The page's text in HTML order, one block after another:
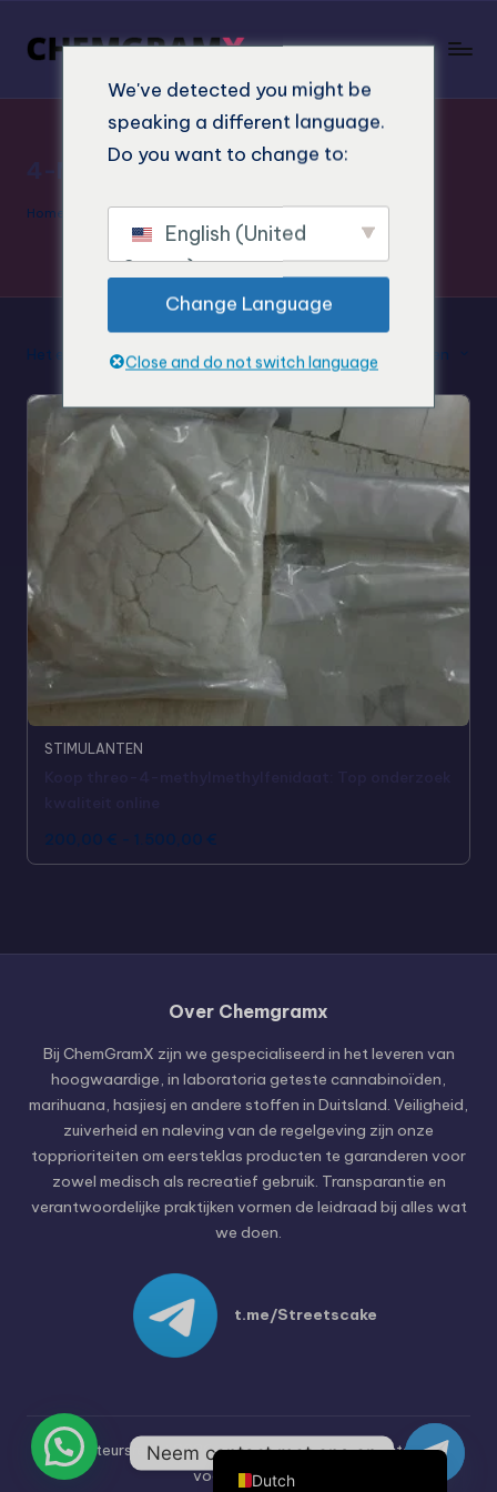
4-MeTMP Leverancier
Home 4-MeTMP Leverancier
Het enkele resultaat weergeven Standaard sorteren
STIMULANTEN
200,00 € - 1.500,00 €
Over Chemgramx
Bij ChemGramX zijn we gespecialiseerd in het leveren van
hoogwaardige, in laboratoria geteste cannabinoïden,
marihuana, hasjiesj en andere stoffen in Duitsland. Veiligheid,
zuiverheid en naleving van de regelgeving zijn onze
topprioriteiten om eersteklas producten te garanderen voor
zowel medisch als recreatief gebruik. Transparantie en
verantwoordelijke praktijken vormen de leidraad bij alles wat
we doen.
t.me/Streetscake
Auteursrecht 2026 —Chemgramx. Alle rechten
voorbehouden.
We've detected you might be
speaking a different language.
Do you want to change to:
English (United
States)
Change Language
Close and do not switch language
Dutch
German
English (United States)
Czech
Polish
Hungarian
Neem contact met ons op